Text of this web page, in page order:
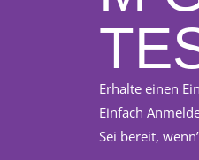
Erhalte einen
Einfach
Sei bereit,